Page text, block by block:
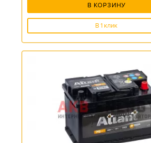
В КОРЗИНУ
В 1 клик